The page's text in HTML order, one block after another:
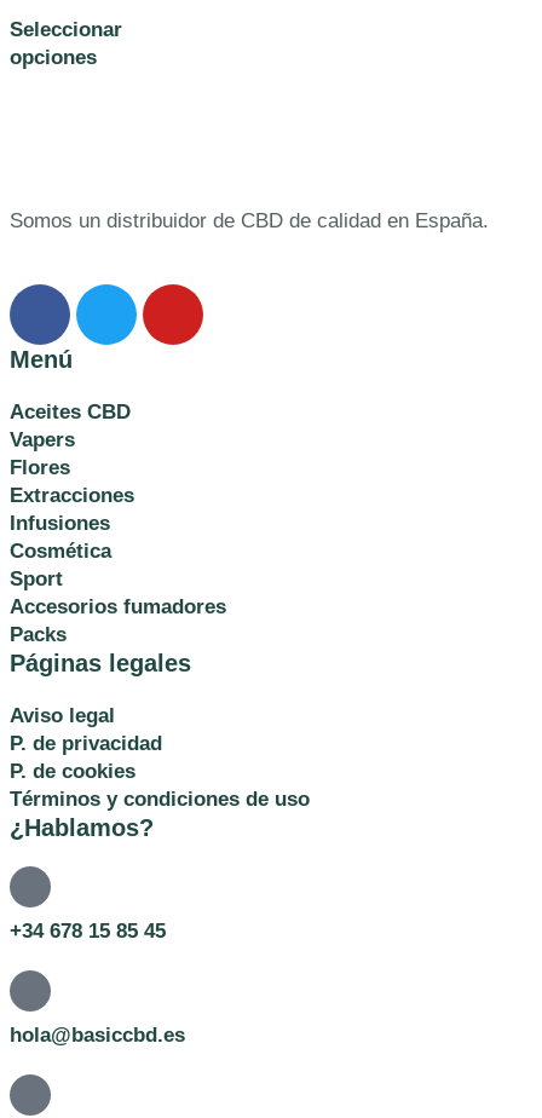
Seleccionar
opciones
Somos un distribuidor de CBD de calidad en España.
Menú
Aceites CBD
Vapers
Flores
Extracciones
Infusiones
Cosmética
Sport
Accesorios fumadores
Packs
Páginas legales
Aviso legal
P. de privacidad
P. de cookies
Términos y condiciones de uso
¿Hablamos?
+34 678 15 85 45
hola@basiccbd.es